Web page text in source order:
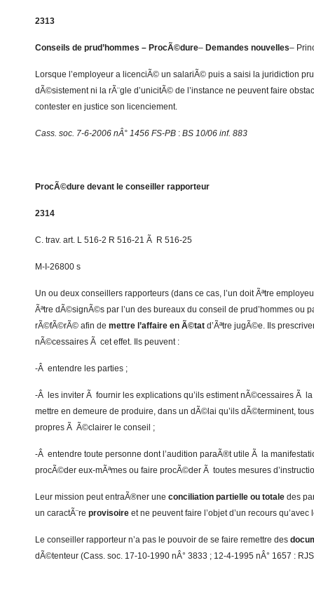
2313
Conseils de prud’hommes – ProcÃ©dure– Demandes nouvelles–
Lorsque l’employeur a licenciÃ© un salariÃ© puis a saisi la juridiction
dÃ©sistement ni la rÃ¨gle d’unicitÃ© de l’instance ne peuvent faire
contester en justice son licenciement.
Cass. soc. 7-6-2006 nÂ° 1456 FS-PB : BS 10/06 inf. 883
ProcÃ©dure devant le conseiller rapporteur
2314
C. trav. art. L 516-2 R 516-21 Ã R 516-25
M-I-26800 s
Un ou deux conseillers rapporteurs (dans ce cas, l’un doit Ãªtre
Ãªtre dÃ©signÃ©s par l’un des bureaux du conseil de prud’hommes ou
rÃ©fÃ©rÃ© afin de mettre l’affaire en Ã©tat d’Ãªtre jugÃ©e. Ils
nÃ©cessaires Ã cet effet. Ils peuvent :
-Â entendre les parties ;
-Â les inviter Ã fournir les explications qu’ils estiment nÃ©cessaires Ã
mettre en demeure de produire, dans un dÃ©lai qu’ils dÃ©terminent,
propres Ã Ã©clairer le conseil ;
-Â entendre toute personne dont l’audition paraÃ®t utile Ã la
procÃ©der eux-mÃªmes ou faire procÃ©der Ã toutes mesures
Leur mission peut entraÃ®ner une conciliation partielle ou totale des
un caractÃ¨re provisoire et ne peuvent faire l’objet d’un recours
Le conseiller rapporteur n’a pas le pouvoir de se faire remettre des
dÃ©tenteur (Cass. soc. 17-10-1990 nÂ° 3833 ; 12-4-1995 nÂ° 1657 :